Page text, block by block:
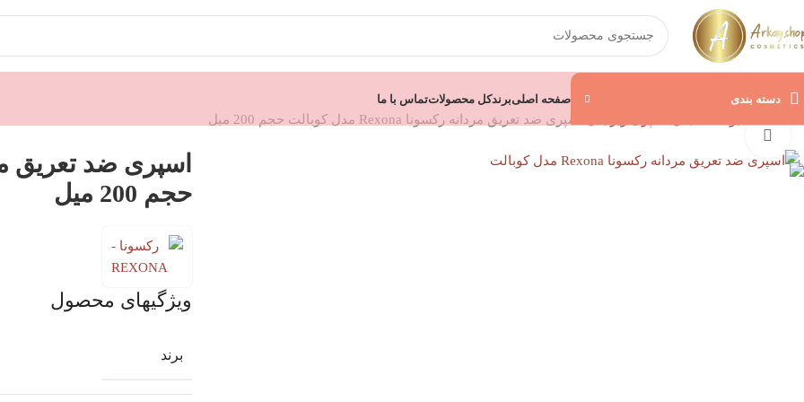
دسته بندی صفحه اصلیبرندکل محصولاتتماس با ما
اسپری ضد تعریق مردانه رکسونا Rexona مدل کوبالت حجم 200 میل
حجم 200 میل
ویژگیهای محصول
برند